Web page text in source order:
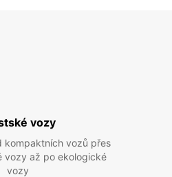
vozy
kompaktních vozů přes
vozy až po ekologické
vozy